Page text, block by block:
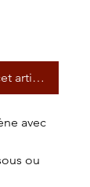
article est
avec
ou